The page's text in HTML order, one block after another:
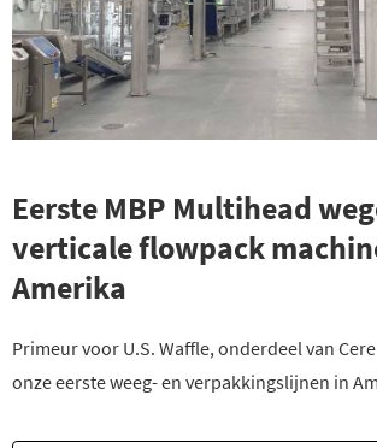
Eerste MBP Multihead
verticale flowpack
Amerika
Primeur voor U.S. Waffle, onderdeel van
onze eerste weeg- en verpakkingslijnen in